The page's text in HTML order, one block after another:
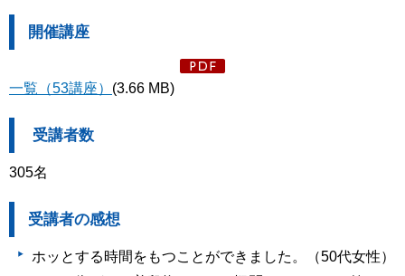
開催講座
一覧（53講座） (3.66 MB)
受講者数
305名
受講者の感想
ホッとする時間をもつことができました。（50代女性）